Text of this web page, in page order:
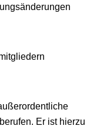
Er ist hierzu